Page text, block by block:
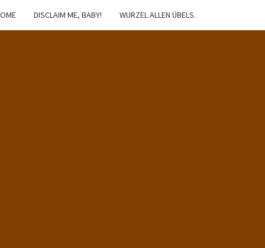
DISCLAIM ME, BABY! WURZEL ALLEN ÜBELS.